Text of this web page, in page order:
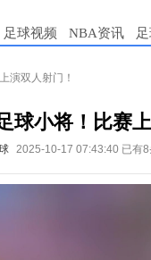
足球视频 NBA资讯
演双人射门！
球小将！比赛
2025-10-17 07:43:40 已有